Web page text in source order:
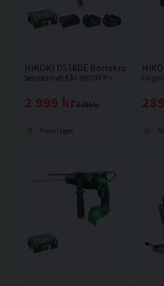
HiKOKI DS18DE
Senaste nytt från HiKOKI Powertools. Borrskruvdragare med kort maskinkropp och enastående balans med inbyggd säkerhetsfunktion mot "Kick back" Den bästa proffsborrskruvdragaren från HiKOKI !
3 295 kr
2 999 kr
Finns i lager